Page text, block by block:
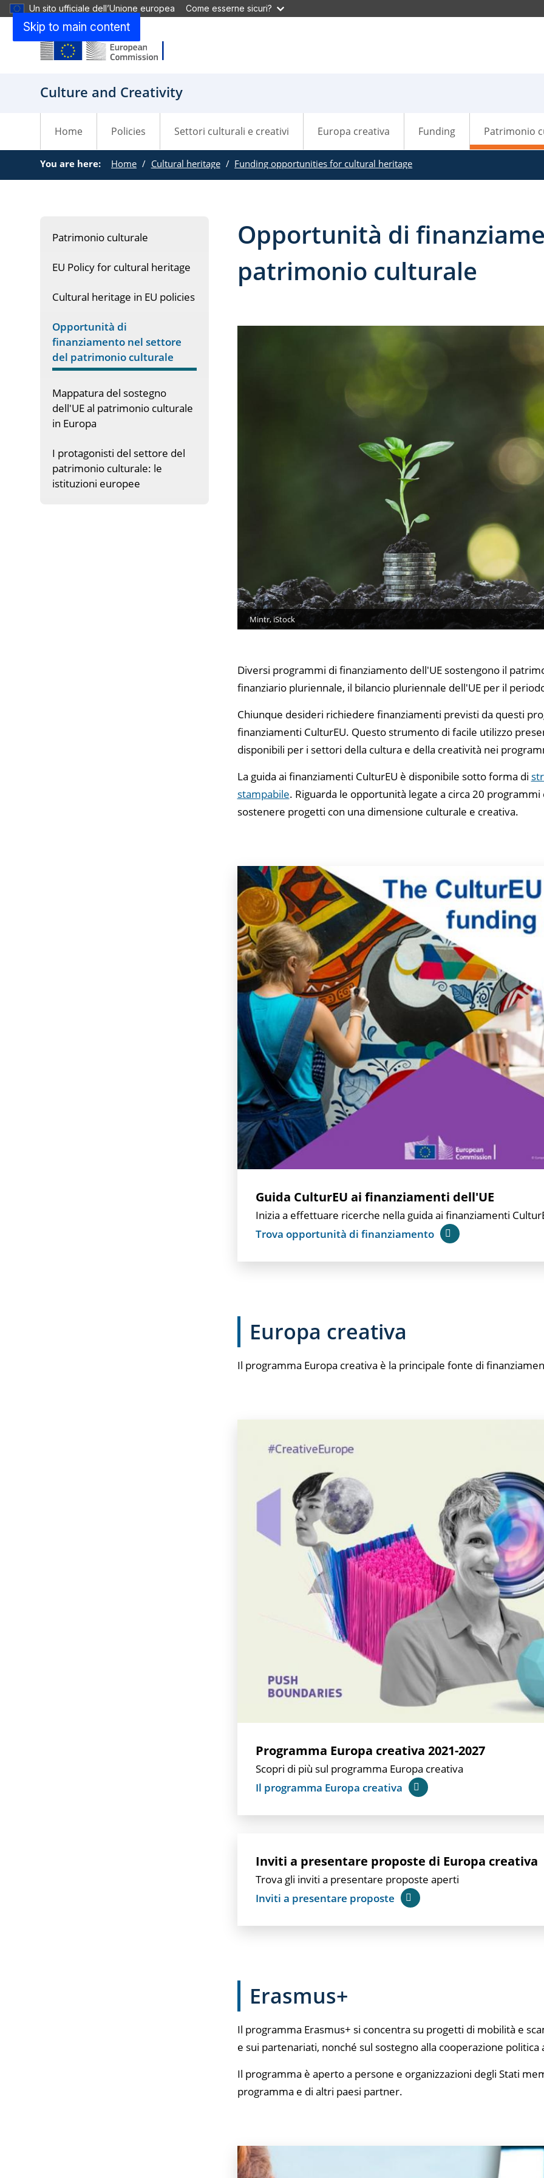
Skip to main content
Un sito ufficiale dell’Unione europea Come esserne sicuri?
Culture and Creativity
Home Policies Settori culturali e creativi Europa creativa Funding Patrimonio
You are here: Home Cultural heritage Funding opportunities for cultural heritage
Patrimonio culturale
EU Policy for cultural heritage
Cultural heritage in EU policies
Opportunità di
finanziamento nel settore
del patrimonio culturale
Mappatura del sostegno
dell'UE al patrimonio culturale
in Europa
I protagonisti del settore del
patrimonio culturale: le
istituzioni europee
Opportunità di
patrimonio culturale
Mintr, iStock
Diversi programmi di finanziamento dell'UE sostengono il
finanziario pluriennale, il bilancio pluriennale dell'UE per il
Chiunque desideri richiedere finanziamenti previsti da questi
finanziamenti CulturEU. Questo strumento di facile utilizzo
disponibili per i settori della cultura e della creatività nei
La guida ai finanziamenti CulturEU è disponibile sotto forma di
stampabile. Riguarda le opportunità legate a circa 20
sostenere progetti con una dimensione culturale e creativa.
Guida CulturEU ai finanziamenti dell'UE
Inizia a effettuare ricerche nella guida ai finanziamenti
Trova opportunità di finanziamento
Europa creativa
Il programma Europa creativa è la principale fonte di
Programma Europa creativa 2021-2027
Scopri di più sul programma Europa creativa
Il programma Europa creativa
Inviti a presentare proposte di Europa creativa
Trova gli inviti a presentare proposte aperti
Inviti a presentare proposte
Erasmus+
Il programma Erasmus+ si concentra su progetti di mobilità e
e sui partenariati, nonché sul sostegno alla cooperazione
Il programma è aperto a persone e organizzazioni degli Stati
programma e di altri paesi partner.